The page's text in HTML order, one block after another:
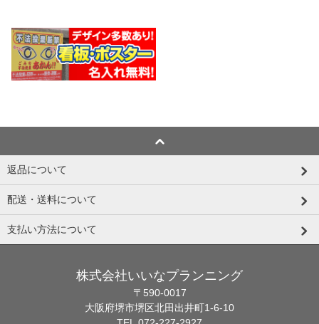
返品について
配送・送料について
支払い方法について
株式会社いいなプランニング
〒590-0017
大阪府堺市堺区北田出井町1-6-10